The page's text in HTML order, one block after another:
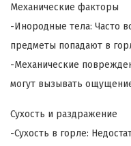
Механические факторы
-Инородные тела: Часто
предметы попадают в
-Механические
могут вызывать
Сухость и раздражение
-Сухость в горле: